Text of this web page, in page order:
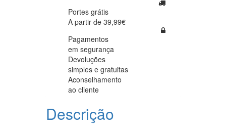
Portes grátis
A partir de 39,99€
Pagamentos
em segurança
Devoluções
simples e gratuitas
Aconselhamento
ao cliente
Descrição